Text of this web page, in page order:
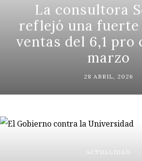
La consultora
reflejó una fuerte
ventas del 6,1 pro
marzo
28 ABRIL, 2026
ACTUALIDAD